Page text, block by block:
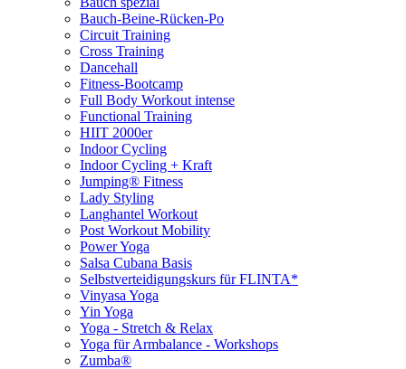
Bauch-Beine-Rücken-Po
Circuit Training
Cross Training
Dancehall
Fitness-Bootcamp
Full Body Workout intense
Functional Training
HIIT 2000er
Indoor Cycling
Indoor Cycling + Kraft
Jumping® Fitness
Lady Styling
Langhantel Workout
Post Workout Mobility
Power Yoga
Salsa Cubana Basis
Selbstverteidigungskurs für FLINTA*
Vinyasa Yoga
Yin Yoga
Yoga - Stretch & Relax
Yoga für Armbalance - Workshops
Zumba®